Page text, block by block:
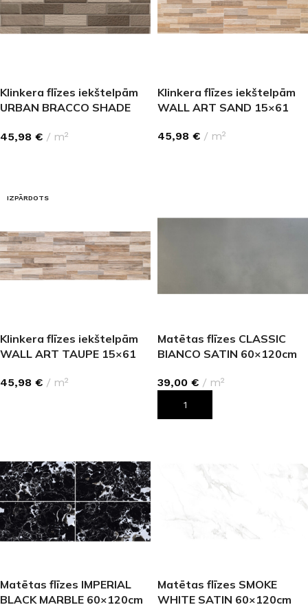
Klinkera flīzes iekštelpām
URBAN BRACCO SHADE
45,98 € m²
Klinkera flīzes iekštelpām
WALL ART SAND 15×61
45,98 € m²
IZPĀRDOTS
Klinkera flīzes iekštelpām
WALL ART TAUPE 15×61
45,98 € m²
Matētas flīzes CLASSIC
BIANCO SATIN 60×120cm
39,00 € m²
PIEVIENOT GROZAM
Matētas flīzes IMPERIAL
BLACK MARBLE 60×120cm
Matētas flīzes SMOKE
WHITE SATIN 60×120cm